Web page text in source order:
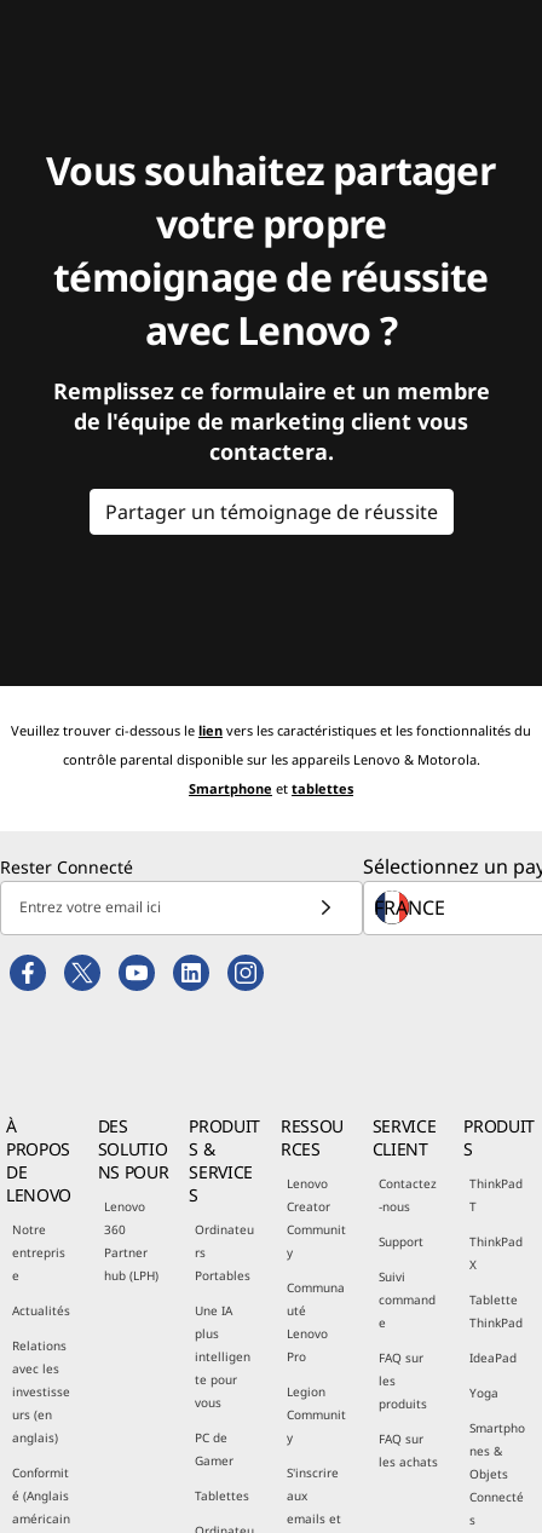
Vous souhaitez partager
votre propre
témoignage de réussite
avec Lenovo ?
Remplissez ce formulaire et un membre
de l'équipe de marketing client vous
contactera.
Partager un témoignage de réussite
Veuillez trouver ci-dessous le lien vers les caractéristiques et les fonctionnalités du
contrôle parental disponible sur les appareils Lenovo & Motorola.
Smartphone et tablettes
Rester Connecté
Entrez votre email ici
Sélectionnez un
À
PROPOS
DE
LENOVO
Notre
entrepris
e
Actualités
Relations
avec les
investisse
urs (en
anglais)
Conformit
é (Anglais
américain
DES
SOLUTIO
NS POUR
Lenovo
360
Partner
hub (LPH)
PRODUIT
S &
SERVICE
S
Ordinateu
rs
Portables
Une IA
plus
intelligen
te pour
vous
PC de
Gamer
Tablettes
RESSOU
RCES
Lenovo
Creator
Communit
y
Communa
uté
Lenovo
Pro
Legion
Communit
y
S'inscrire
aux
emails et
SERVICE
CLIENT
Contactez
-nous
Support
Suivi
command
e
FAQ sur
les
produits
FAQ sur
les achats
PRODUIT
S
ThinkPad
T
ThinkPad
X
Tablette
ThinkPad
IdeaPad
Yoga
Smartpho
nes &
Objets
Connecté
s